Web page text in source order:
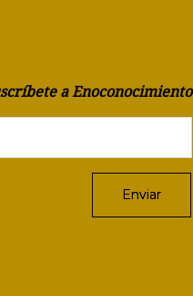
a Enoconocimiento